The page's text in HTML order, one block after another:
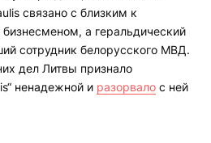
связано с близким к
а геральдический
сотрудник белорусского МВД.
дел Литвы признало
ненадежной и разорвало с ней